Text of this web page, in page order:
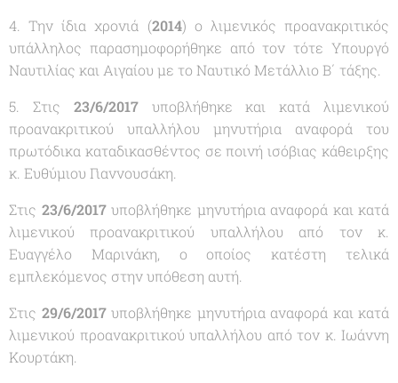
4. Tην ίδια χρονιά (2014) o λιμενικός προανακριτικός
υπάλληλος παρασημοφορήθηκε από τον τότε Υπουργό
Ναυτιλίας και Αιγαίου με το Ναυτικό Μετάλλιο Β΄ τάξης.
5. Στις 23/6/2017 υποβλήθηκε και κατά λιμενικού
προανακριτικού υπαλλήλου μηνυτήρια αναφορά του
πρωτόδικα καταδικασθέντος σε ποινή ισόβιας κάθειρξης
κ. Ευθύμιου Γιαννουσάκη.
Στις 23/6/2017υποβλήθηκε μηνυτήρια αναφορά και κατά
λιμενικού προανακριτικού υπαλλήλου από τον κ.
Ευαγγέλο Μαρινάκη, ο οποίος κατέστη τελικά
εμπλεκόμενος στην υπόθεση αυτή.
Στις 29/6/2017 υποβλήθηκε μηνυτήρια αναφορά και κατά
λιμενικού προανακριτικού υπαλλήλου από τον κ. Ιωάννη
Κουρτάκη.